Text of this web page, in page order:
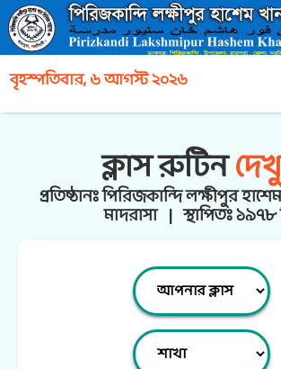
বৃহস্পতিবার, ৬ আগস্ট ২০২৬
ক্লাস রুটিন
প্রতিষ্ঠানঃ পিরিজকান্দি লক্ষীপুর
মাদরাসা | স্থাপিতঃ ১৯৭৮